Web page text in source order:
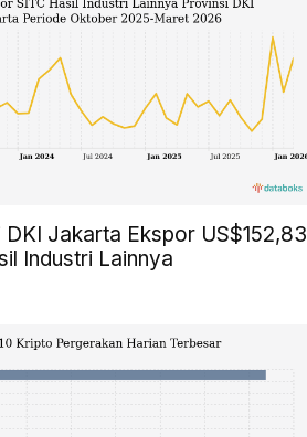
DKI Jakarta Ekspor US$152,83
Industri Lainnya